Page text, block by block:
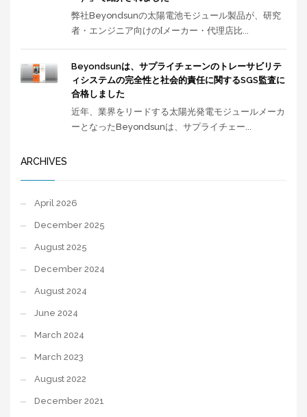
弊社Beyondsunの太陽電池モジュール製品が、研究
者・エンジニア向けの[メーカー・代理店比...
Beyondsunは、サプライチェーンのトレーサビリテ
ィシステムの完全性と社会的責任に関するSGS監査に
合格しました
近年、業界をリードする太陽光発電モジュールメーカ
ーとなったBeyondsunは、サプライチェー...
ARCHIVES
April 2026
December 2025
August 2025
December 2024
August 2024
June 2024
March 2024
March 2023
August 2022
December 2021